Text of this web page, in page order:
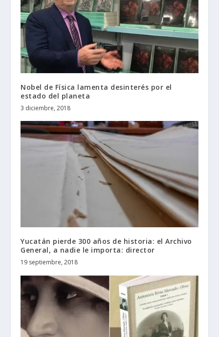
Nobel de Física lamenta desinterés por el
estado del planeta
3 diciembre, 2018
Yucatán pierde 300 años de historia: el Archivo
General, a nadie le importa: director
19 septiembre, 2018